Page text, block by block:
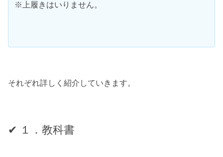
※上履きはいりません。
それぞれ詳しく紹介していきます。
✔ １．教科書